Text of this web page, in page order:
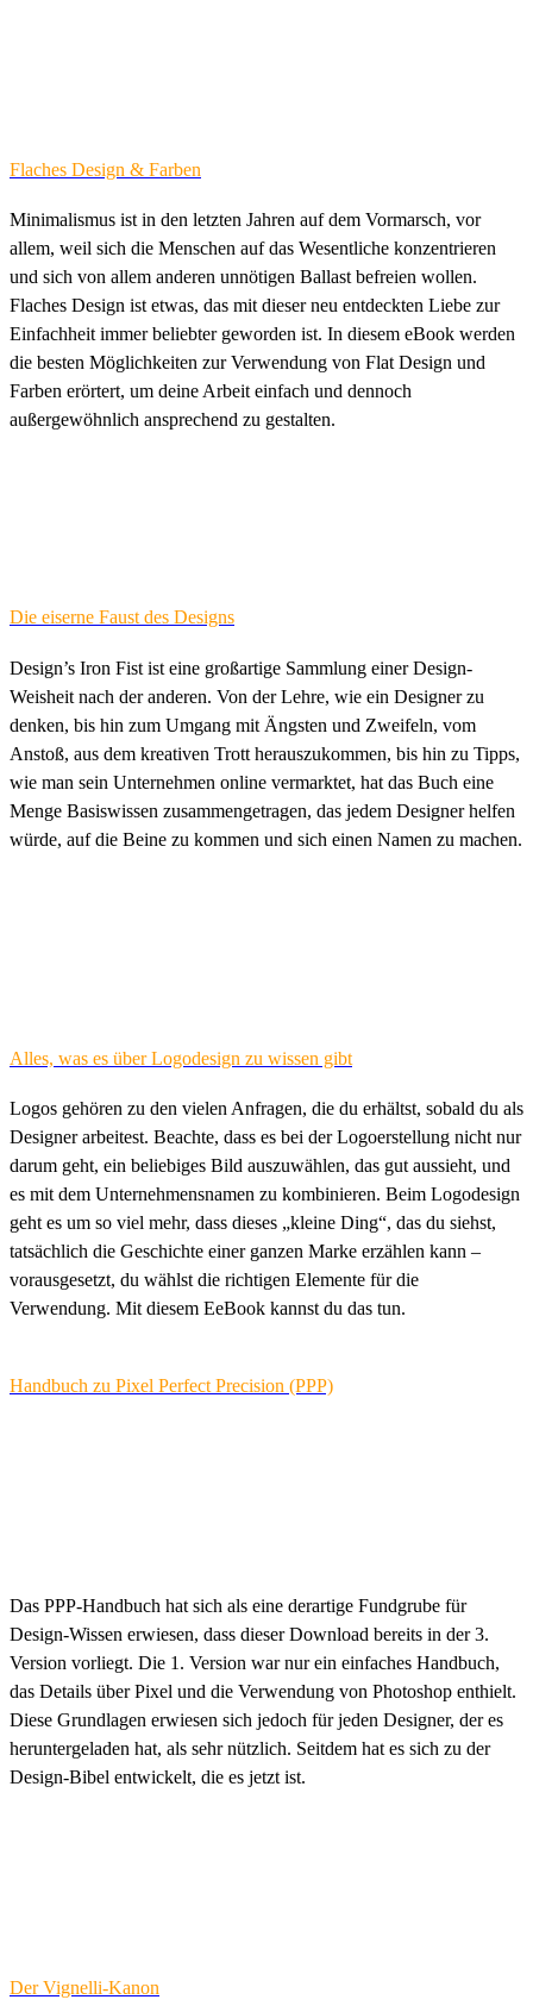
Flaches Design & Farben
Minimalismus ist in den letzten Jahren auf dem Vormarsch, vor
allem, weil sich die Menschen auf das Wesentliche konzentrieren
und sich von allem anderen unnötigen Ballast befreien wollen.
Flaches Design ist etwas, das mit dieser neu entdeckten Liebe zur
Einfachheit immer beliebter geworden ist. In diesem eBook werden
die besten Möglichkeiten zur Verwendung von Flat Design und
Farben erörtert, um deine Arbeit einfach und dennoch
außergewöhnlich ansprechend zu gestalten.
Die eiserne Faust des Designs
Design’s Iron Fist ist eine großartige Sammlung einer Design-
Weisheit nach der anderen. Von der Lehre, wie ein Designer zu
denken, bis hin zum Umgang mit Ängsten und Zweifeln, vom
Anstoß, aus dem kreativen Trott herauszukommen, bis hin zu Tipps,
wie man sein Unternehmen online vermarktet, hat das Buch eine
Menge Basiswissen zusammengetragen, das jedem Designer helfen
würde, auf die Beine zu kommen und sich einen Namen zu machen.
Alles, was es über Logodesign zu wissen gibt
Logos gehören zu den vielen Anfragen, die du erhältst, sobald du als
Designer arbeitest. Beachte, dass es bei der Logoerstellung nicht nur
darum geht, ein beliebiges Bild auszuwählen, das gut aussieht, und
es mit dem Unternehmensnamen zu kombinieren. Beim Logodesign
geht es um so viel mehr, dass dieses „kleine Ding“, das du siehst,
tatsächlich die Geschichte einer ganzen Marke erzählen kann –
vorausgesetzt, du wählst die richtigen Elemente für die
Verwendung. Mit diesem EeBook kannst du das tun.
Handbuch zu Pixel Perfect Precision (PPP)
Das PPP-Handbuch hat sich als eine derartige Fundgrube für
Design-Wissen erwiesen, dass dieser Download bereits in der 3.
Version vorliegt. Die 1. Version war nur ein einfaches Handbuch,
das Details über Pixel und die Verwendung von Photoshop enthielt.
Diese Grundlagen erwiesen sich jedoch für jeden Designer, der es
heruntergeladen hat, als sehr nützlich. Seitdem hat es sich zu der
Design-Bibel entwickelt, die es jetzt ist.
Der Vignelli-Kanon